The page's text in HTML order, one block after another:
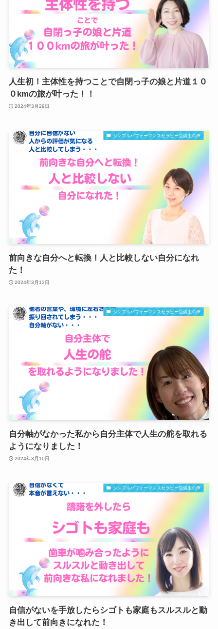
人生初！主体性を持つことで自閉っ子の娘と片道１０
０kmの旅が叶った！！
2024年3月29日
シンプルパフォーマンスセラピー受講生の声
前向きな自分へと転換！人と比較しない自分になれ
た！
2024年3月13日
シンプルパフォーマンスセラピー受講生の声
自分軸がなかった私から自分主体で人生の舵を取れる
ようになりました！
2024年3月10日
シンプルパフォーマンスセラピー受講生の声
自信がないを手放したらシゴトも家庭もスルスルと動
き出して前向きになれた！